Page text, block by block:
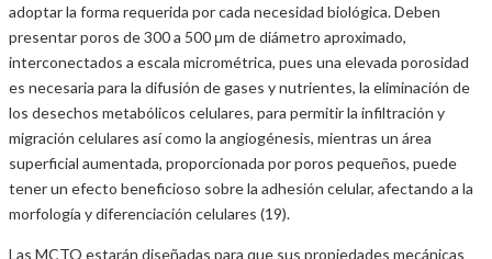
adoptar la forma requerida por cada necesidad biológica. Deben
presentar poros de 300 a 500 μm de diámetro aproximado,
interconectados a escala micrométrica, pues una elevada porosidad
es necesaria para la difusión de gases y nutrientes, la eliminación de
los desechos metabólicos celulares, para permitir la infiltración y
migración celulares así como la angiogénesis, mientras un área
superficial aumentada, proporcionada por poros pequeños, puede
tener un efecto beneficioso sobre la adhesión celular, afectando a la
morfología y diferenciación celulares (19).
Las MCTO estarán diseñadas para que sus propiedades mecánicas